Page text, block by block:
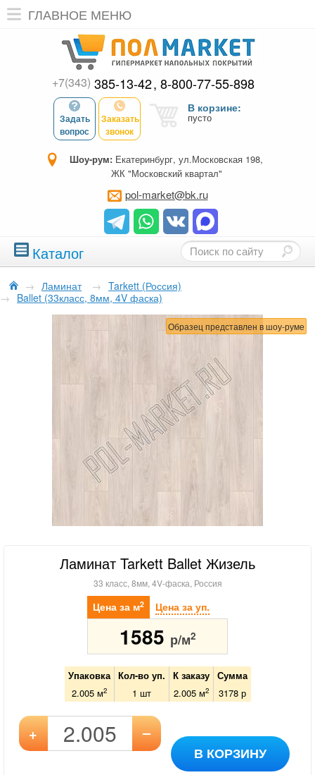
ГЛАВНОЕ МЕНЮ
+7(343) 385-13-42 8-800-77-55-898
Задать
вопрос
Заказать
звонок
В корзине:
пусто
Шоу-рум: Екатеринбург, ул.Московская 198,
ЖК "Московский квартал"
pol-market@bk.ru
Каталог
→ Ламинат → Tarkett (Россия)
→ Ballet (33класс, 8мм, 4V фаска)
Образец представлен в шоу-руме
Ламинат Tarkett Ballet Жизель
33 класс, 8мм, 4V-фаска, Россия
Цена за м2 Цена за уп.
1585 р/м2
Упаковка Кол-во уп. К заказу
Сумма
2.005 м2 1 шт 2.005м2 3178р
+ –
В КОРЗИНУ